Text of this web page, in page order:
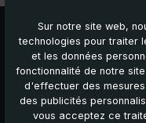
Sur notre site web,
technologies pour traiter
et les données
fonctionnalité de notre
d'effectuer des
des publicités
vous acceptez ce